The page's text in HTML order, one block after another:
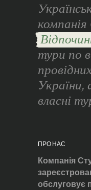
тури по
власні
ПРО НАС
Компанія
обслуговує